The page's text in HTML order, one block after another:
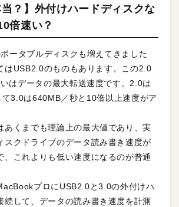
当？】外付けハードディスクな
倍速い？
ータブルディスクも増えてきました
はUSB2.0のものもあります。この2.0
はデータの最大転送速度です。2.0は
3.0は640MB／秒と10倍以上速度がア
あくまでも理論上の最大値であり、実
スクドライブのデータ読み書き速度が
、これよりも低い速度になるのが普通
プロにUSB2.0と3.0の外付けハ
続して、データの読み書き速度を計測